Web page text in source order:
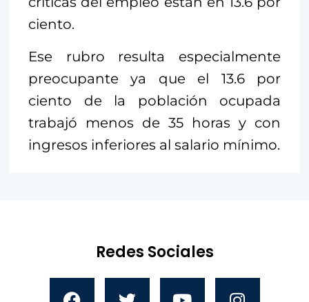
ciento.
Ese rubro resulta especialmente
preocupante ya que el 13.6 por
ciento de la población ocupada
trabajó menos de 35 horas y con
ingresos inferiores al salario mínimo.
Redes Sociales